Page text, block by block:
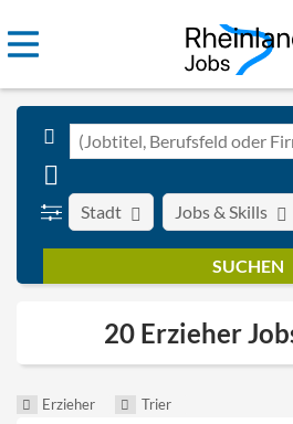
Stadt Jobs & Skills
20 Erzieher
Erzieher Trier